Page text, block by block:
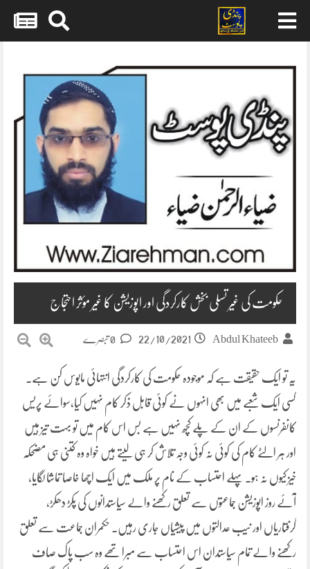
content
حکومت کی غیر تسلی بخش کارکردگی اور اپوزیشن کا غیر مؤثر احتجاج
Abdul Khateeb
22/10/2021
یہ تو ایک حقیقت ہے کہ موجودہ حکومت کی کارکردگی انتہائی مایوس کن ہے۔
کسی ایک شعبے میں بھی انہوں نے کوئی قابل ذکر کام نہیں کیا،سوائے پریس
کانفرنسوں کے ان کے پلے کچھ نہیں ہے بس اس کام میں تو بہت تیز ہیں
اور ہر الٹے کام کی کوئی نہ کوئی وجہ تلاش کر ہی لیتے ہیں خواہ وہ کتنی ہی مضحکہ
خیز کیوں نہ ہو۔ پہلے احتساب کے نام پر ملک میں ایک اچھا خاصا تماشا لگایا،
آئے روز اپوزیشن جماعتوں سے تعلق رکھنے والے سیاستدانوں کی پکڑ دھکڑ،
گرفتاریاں اور نیب عدالتوں میں پیشیاں جاری رہیں۔ حکمران جماعت سے تعلق
رکھنے والے تمام سیاستدان اس احتساب سے مبرا تھے وہ سب پاک صاف